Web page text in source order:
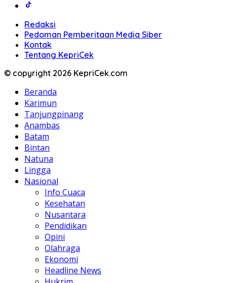
Redaksi
Pedoman Pemberitaan Media Siber
Kontak
Tentang KepriCek
© copyright 2026 KepriCek.com
Beranda
Karimun
Tanjungpinang
Anambas
Batam
Bintan
Natuna
Lingga
Nasional
Info Cuaca
Kesehatan
Nusantara
Pendidikan
Opini
Olahraga
Ekonomi
Headline News